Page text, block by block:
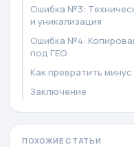
Ошибка №3:
и уникализация
Ошибка №4:
под ГЕО
Как превратить
Заключение
ПОХОЖИЕ СТАТЬИ